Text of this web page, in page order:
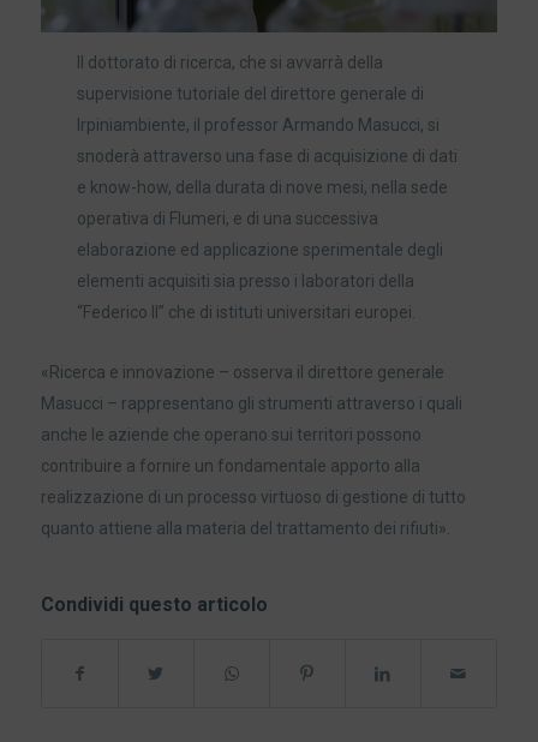
Il dottorato di ricerca, che si avvarrà della
supervisione tutoriale del direttore generale di
Irpiniambiente, il professor Armando Masucci, si
snoderà attraverso una fase di acquisizione di dati
e know-how, della durata di nove mesi, nella sede
operativa di Flumeri, e di una successiva
elaborazione ed applicazione sperimentale degli
elementi acquisiti sia presso i laboratori della
“Federico II” che di istituti universitari europei.
«Ricerca e innovazione – osserva il direttore generale
Masucci – rappresentano gli strumenti attraverso i quali
anche le aziende che operano sui territori possono
contribuire a fornire un fondamentale apporto alla
realizzazione di un processo virtuoso di gestione di tutto
quanto attiene alla materia del trattamento dei rifiuti».
Condividi questo articolo